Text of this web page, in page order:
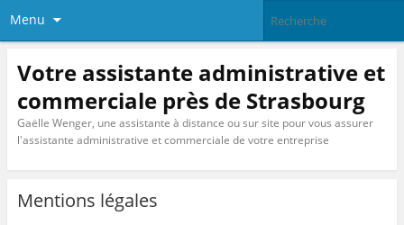
Menu
Votre assistante administrative et
commerciale près de Strasbourg
Gaëlle Wenger, une assistante à distance ou sur site pour vous assurer
l'assistante administrative et commerciale de votre entreprise
Mentions légales